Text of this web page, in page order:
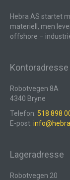
Hebra AS startet
materiell, men
offshore –
Kontoradresse
Robotvegen 8A
4340 Bryne
Telefon: 518 898
E-post:
Lageradresse
Robotvegen 20